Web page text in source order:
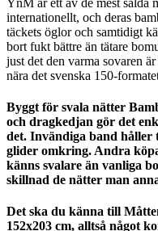
internationellt, och deras
täckets öglor och samtidigt
bort fukt bättre än tätare
just det den varma sovaren
nära det svenska 150-
Byggt för svala nätter
och dragkedjan gör det
det. Invändiga band håller
glider omkring. Andra
känns svalare än vanliga
skillnad de nätter man
Det ska du känna till
152x203 cm, alltså något